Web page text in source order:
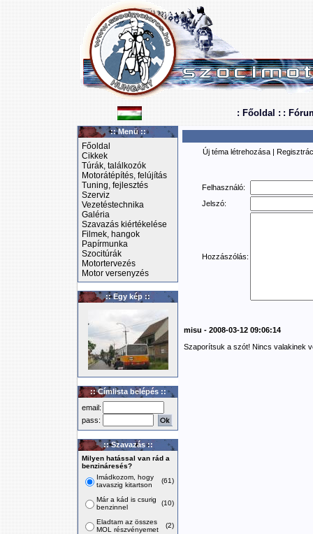
: Főoldal : :
:: Menü ::
Főoldal
Cikkek
Túrák, találkozók
Motorátépítés, felújítás
Tuning, fejlesztés
Szerviz
Vezetéstechnika
Galéria
Szavazás kiértékelése
Filmek, hangok
Papírmunka
Szocitúrák
Motortervezés
Motor versenyzés
:: Egy kép ::
:: Címlista belépés ::
email:
pass:
:: Szavazás ::
Milyen hatással van rád a
benzináresés?
Imádkozom, hogy
tavaszig kitartson
(61)
Már a kád is csurig
benzinnel
(10)
Eladtam az összes
MOL részvényemet
(2)
Új téma létrehozása |
Felhasználó:
Jelszó:
Hozzászólás:
misu - 2008-03-12 09:06:14
Szaporítsuk a szót! Nincs valakinek